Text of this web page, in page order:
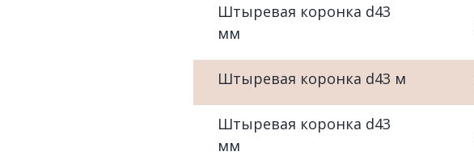
Штыревая коронка d43
мм
Штыревая коронка d43 м
Штыревая коронка d43
мм